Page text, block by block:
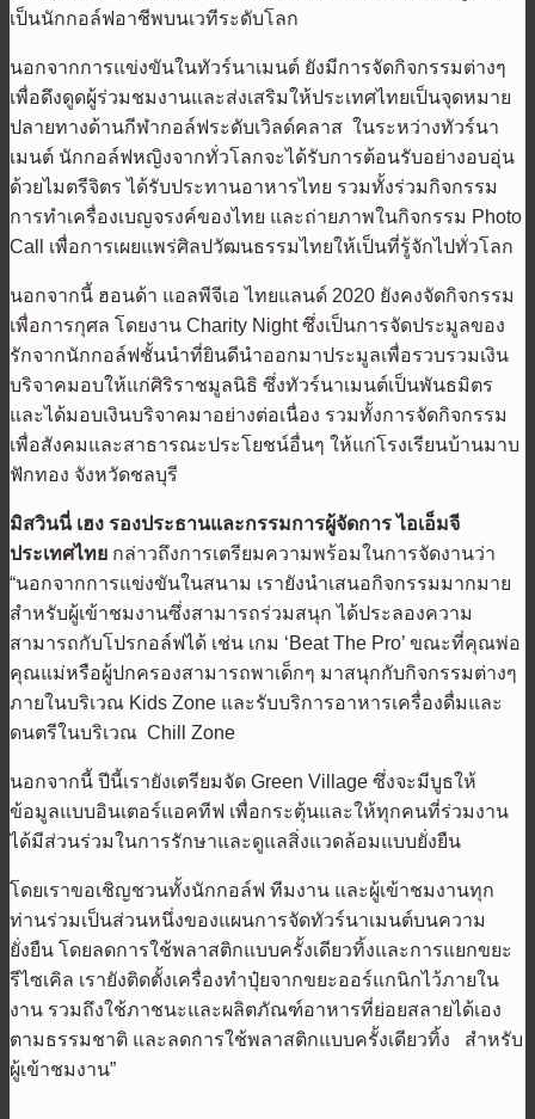
เป็นนักกอล์ฟอาชีพบนเวทีระดับโลก
นอกจากการแข่งขันในทัวร์นาเมนต์ ยังมีการจัดกิจกรรมต่างๆ
เพื่อดึงดูดผู้ร่วมชมงานและส่งเสริมให้ประเทศไทยเป็นจุดหมาย
ปลายทางด้านกีฬากอล์ฟระดับเวิลด์คลาส ในระหว่างทัวร์นา
เมนต์ นักกอล์ฟหญิงจากทั่วโลกจะได้รับการต้อนรับอย่างอบอุ่น
ด้วยไมตรีจิตร ได้รับประทานอาหารไทย รวมทั้งร่วมกิจกรรม
การทำเครื่องเบญจรงค์ของไทย และถ่ายภาพในกิจกรรม Photo
Call เพื่อการเผยแพร่ศิลปวัฒนธรรมไทยให้เป็นที่รู้จักไปทั่วโลก
นอกจากนี้ ฮอนด้า แอลพีจีเอ ไทยแลนด์ 2020 ยังคงจัดกิจกรรม
เพื่อการกุศล โดยงาน Charity Night ซึ่งเป็นการจัดประมูลของ
รักจากนักกอล์ฟชั้นนำที่ยินดีนำออกมาประมูลเพื่อรวบรวมเงิน
บริจาคมอบให้แก่ศิริราชมูลนิธิ ซึ่งทัวร์นาเมนต์เป็นพันธมิตร
และได้มอบเงินบริจาคมาอย่างต่อเนื่อง รวมทั้งการจัดกิจกรรม
เพื่อสังคมและสาธารณะประโยชน์อื่นๆ ให้แก่โรงเรียนบ้านมาบ
ฟักทอง จังหวัดชลบุรี
มิสวินนี่ เฮง รองประธานและกรรมการผู้จัดการ ไอเอ็มจี
ประเทศไทย กล่าวถึงการเตรียมความพร้อมในการจัดงานว่า
“นอกจากการแข่งขันในสนาม เรายังนำเสนอกิจกรรมมากมาย
สำหรับผู้เข้าชมงานซึ่งสามารถร่วมสนุก ได้ประลองความ
สามารถกับโปรกอล์ฟได้ เช่น เกม ‘Beat The Pro’ ขณะที่คุณพ่อ
คุณแม่หรือผู้ปกครองสามารถพาเด็กๆ มาสนุกกับกิจกรรมต่างๆ
ภายในบริเวณ Kids Zone และรับบริการอาหารเครื่องดื่มและ
ดนตรีในบริเวณ Chill Zone
นอกจากนี้ ปีนี้เรายังเตรียมจัด Green Village ซึ่งจะมีบูธให้
ข้อมูลแบบอินเตอร์แอคทีฟ เพื่อกระตุ้นและให้ทุกคนที่ร่วมงาน
ได้มีส่วนร่วมในการรักษาและดูแลสิ่งแวดล้อมแบบยั่งยืน
โดยเราขอเชิญชวนทั้งนักกอล์ฟ ทีมงาน และผู้เข้าชมงานทุก
ท่านร่วมเป็นส่วนหนึ่งของแผนการจัดทัวร์นาเมนต์บนความ
ยั่งยืน โดยลดการใช้พลาสติกแบบครั้งเดียวทิ้งและการแยกขยะ
รีไซเคิล เรายังติดตั้งเครื่องทำปุ๋ยจากขยะออร์แกนิกไว้ภายใน
งาน รวมถึงใช้ภาชนะและผลิตภัณฑ์อาหารที่ย่อยสลายได้เอง
ตามธรรมชาติ และลดการใช้พลาสติกแบบครั้งเดียวทิ้ง สำหรับ
ผู้เข้าชมงาน”